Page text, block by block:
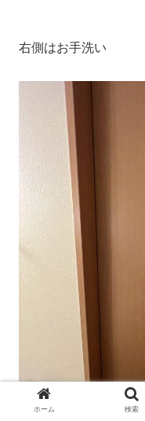
右側はお手洗い
ホーム 検索